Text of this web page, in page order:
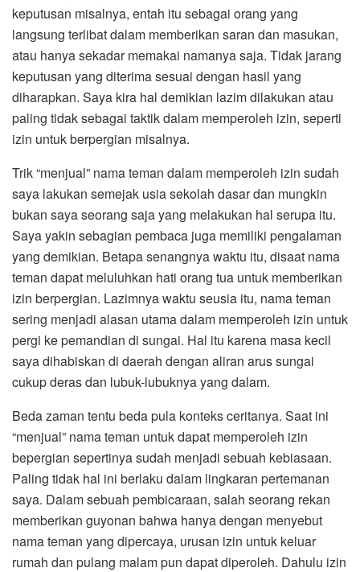
keputusan misalnya, entah itu sebagai orang yang
langsung terlibat dalam memberikan saran dan masukan,
atau hanya sekadar memakai namanya saja. Tidak jarang
keputusan yang diterima sesuai dengan hasil yang
diharapkan. Saya kira hal demikian lazim dilakukan atau
paling tidak sebagai taktik dalam memperoleh izin, seperti
izin untuk berpergian misalnya.
Trik “menjual” nama teman dalam memperoleh izin sudah
saya lakukan semejak usia sekolah dasar dan mungkin
bukan saya seorang saja yang melakukan hal serupa itu.
Saya yakin sebagian pembaca juga memiliki pengalaman
yang demikian. Betapa senangnya waktu itu, disaat nama
teman dapat meluluhkan hati orang tua untuk memberikan
izin berpergian. Lazimnya waktu seusia itu, nama teman
sering menjadi alasan utama dalam memperoleh izin untuk
pergi ke pemandian di sungai. Hal itu karena masa kecil
saya dihabiskan di daerah dengan aliran arus sungai
cukup deras dan lubuk-lubuknya yang dalam.
Beda zaman tentu beda pula konteks ceritanya. Saat ini
“menjual” nama teman untuk dapat memperoleh izin
bepergian sepertinya sudah menjadi sebuah kebiasaan.
Paling tidak hal ini berlaku dalam lingkaran pertemanan
saya. Dalam sebuah pembicaraan, salah seorang rekan
memberikan guyonan bahwa hanya dengan menyebut
nama teman yang dipercaya, urusan izin untuk keluar
rumah dan pulang malam pun dapat diperoleh. Dahulu izin